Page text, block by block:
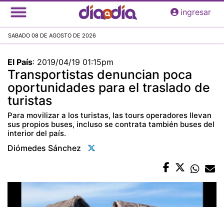
Pasar
al
principal
ingresar
SABADO 08 DE AGOSTO DE 2026
El País: 2019/04/19 01:15pm
Transportistas denuncian poca
oportunidades para el traslado de
turistas
Para movilizar a los turistas, las tours operadores llevan
sus propios buses, incluso se contrata también buses del
interior del país.
Diómedes Sánchez